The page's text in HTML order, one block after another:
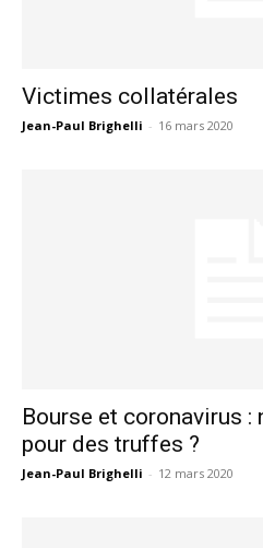
Victimes collatérales
Jean-Paul Brighelli - 16 mars 2020
Bourse et coronavirus
pour des truffes ?
Jean-Paul Brighelli - 12 mars 2020